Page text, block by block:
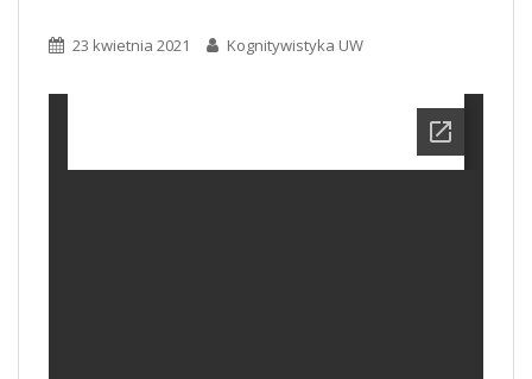
23 kwietnia 2021 Kognitywistyka UW